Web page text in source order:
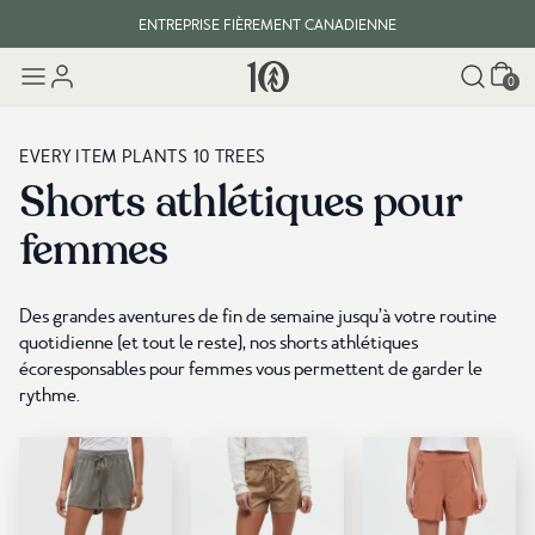
ENTREPRISE FIÈREMENT CANADIENNE
LIVRAISON GRATUITE DES COMMANDES DE 100 $ CA ET PLUS. Panier
0
EVERY ITEM PLANTS 10 TREES
Shorts athlétiques pour
femmes
Des grandes aventures de fin de semaine jusqu’à votre routine
quotidienne (et tout le reste), nos shorts athlétiques
écoresponsables pour femmes vous permettent de garder le
rythme.